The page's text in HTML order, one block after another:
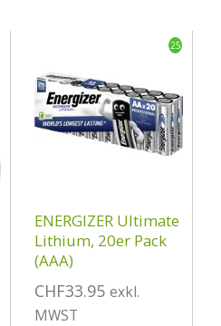
25
ENERGIZER Ultimate
Lithium, 20er Pack
(AAA)
CHF33.95 exkl.
MWST